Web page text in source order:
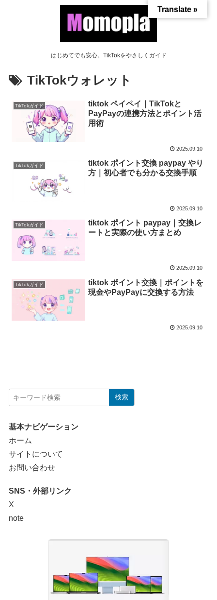
はじめてでも安心。TikTokをやさしくガイド
TikTokウォレット
TikTokガイド
tiktok ペイペイ｜TikTokと
PayPayの連携方法とポイント活
用術
2025.09.10
TikTokガイド
tiktok ポイント交換 paypay やり
方｜初心者でも分かる交換手順
2025.09.10
TikTokガイド
tiktok ポイント paypay｜交換レ
ートと実際の使い方まとめ
2025.09.10
TikTokガイド
tiktok ポイント交換｜ポイントを
現金やPayPayに交換する方法
2025.09.10
検索
基本ナビゲーション
ホーム
サイトについて
お問い合わせ
SNS・外部リンク
X
note
Translate »